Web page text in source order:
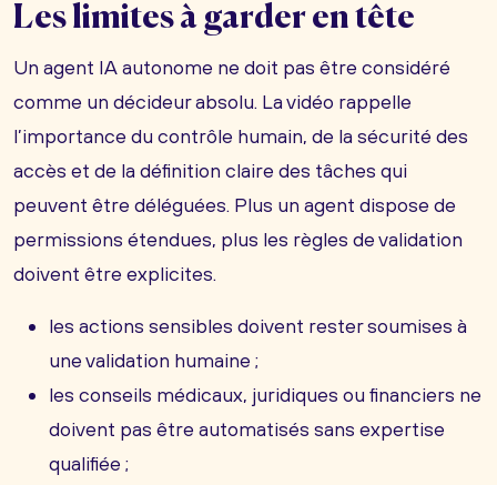
Les limites à garder en tête
Un agent IA autonome ne doit pas être considéré
comme un décideur absolu. La vidéo rappelle
l’importance du contrôle humain, de la sécurité des
accès et de la définition claire des tâches qui
peuvent être déléguées. Plus un agent dispose de
permissions étendues, plus les règles de validation
doivent être explicites.
les actions sensibles doivent rester soumises à
une validation humaine ;
les conseils médicaux, juridiques ou financiers ne
doivent pas être automatisés sans expertise
qualifiée ;